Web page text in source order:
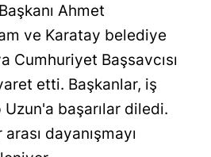
Nevşehir
Niğde
Ordu
Rize
Ahmet
ve Karatay belediye
Cumhuriyet Başsavcısı
etti. Başkanlar, iş
başarılar diledi.
dayanışmayı